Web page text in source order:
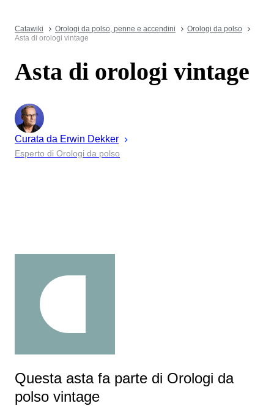
Catawiki Orologi da polso, penne e accendini
Orologi da polso
Asta di orologi vintage
Asta di orologi vintage
Curata da Erwin Dekker
Esperto di Orologi da polso
Questa asta fa parte di Orologi da
polso vintage